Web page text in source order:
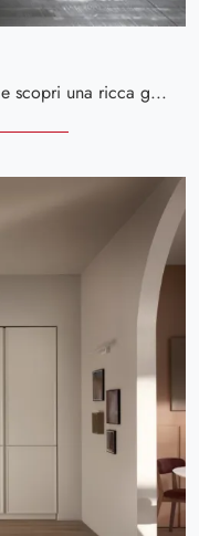
Cucine Moderne ad angolo: clicca e scopri una ricca gamma di soluzioni della marca Scavolini, tra cui il modello Regola 01.